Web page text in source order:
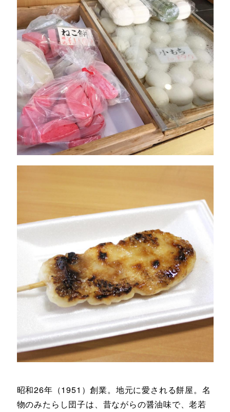
昭和26年（1951）創業。地元に愛される餅屋。名
物のみたらし団子は、昔ながらの醤油味で、老若